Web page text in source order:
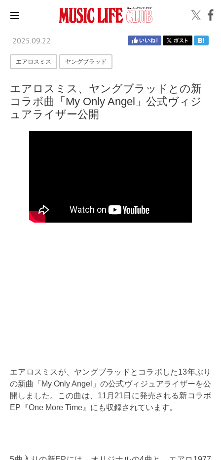
2025.09.22
エアロスミス ヤングブラッド
エアロスミス、ヤングブラッドとの新
コラボ曲「My Only Angel」公式ヴィジ
ュアライザー公開
エアロスミスが、ヤングブラッドとコラボした13年ぶり
の新曲「My Only Angel」の公式ヴィジュアライザーを公
開しました。この曲は、11月21日に発売される新コラボ
EP『One More Time』にも収録されています。